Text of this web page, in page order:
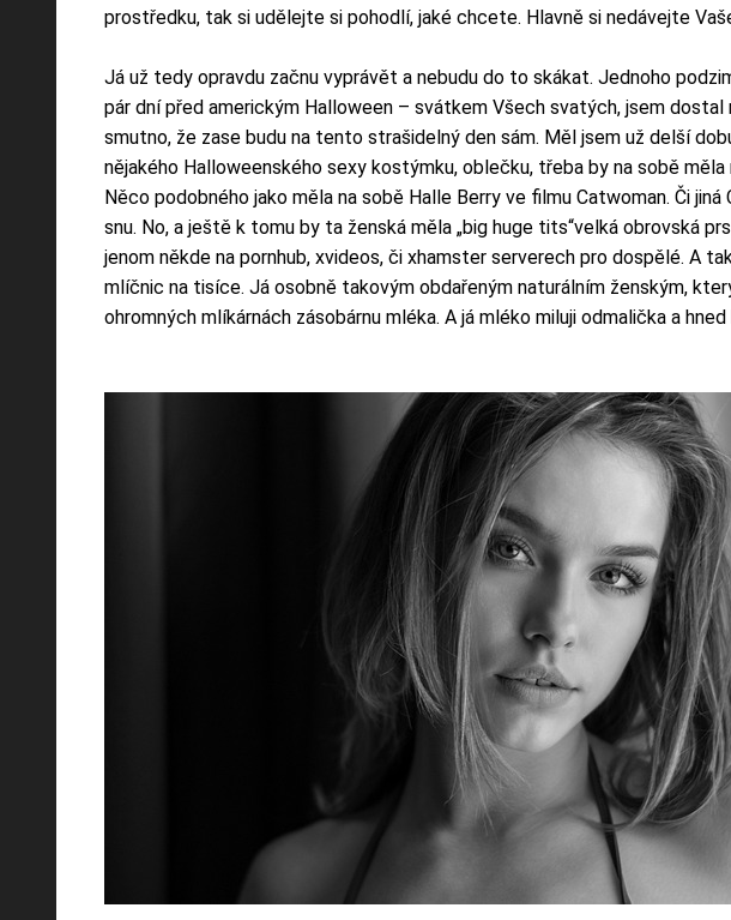
prostředku, tak si udělejte si pohodlí, jaké chcete. Hlavně si nedávejte
Já už tedy opravdu začnu vyprávět a nebudu do to skákat. Jednoho
pár dní před americkým Halloween – svátkem Všech svatých, jsem
smutno, že zase budu na tento strašidelný den sám. Měl jsem už delší
nějakého Halloweenského sexy kostýmku, oblečku, třeba by na sobě
Něco podobného jako měla na sobě Halle Berry ve filmu Catwoman. Či
snu. No, a ještě k tomu by ta ženská měla „big huge tits“velká obrovská
jenom někde na pornhub, xvideos, či xhamster serverech pro dospělé. A
mlíčnic na tisíce. Já osobně takovým obdařeným naturálním ženským,
ohromných mlíkárnách zásobárnu mléka. A já mléko miluji odmalička a